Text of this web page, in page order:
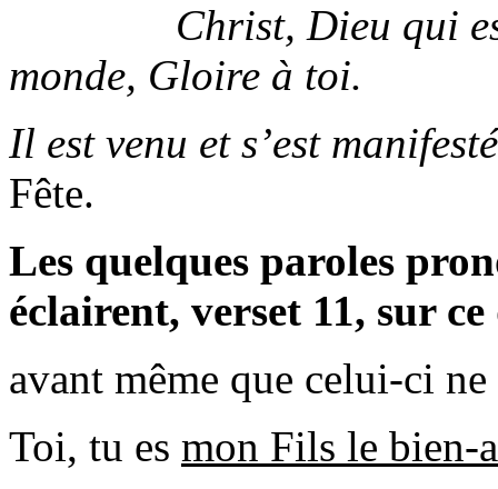
Christ, Dieu qui es
monde, Gloire à toi.
Il est venu et s’est
Fête.
Les quelques paroles
éclairent, verset 11, sur
avant même que celui-ci
Toi, tu es mon Fils le bien-